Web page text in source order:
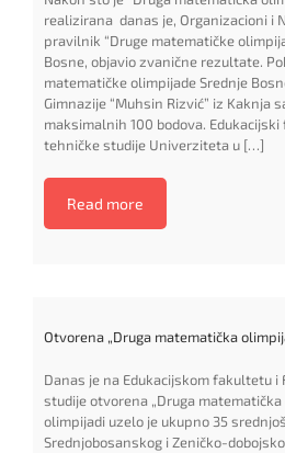
realizirana danas je, Organizacioni i
pravilnik “Druge matematičke
Bosne, objavio zvanične rezultate.
matematičke olimpijade Srednje
Gimnazije “Muhsin Rizvić” iz Kaknja
maksimalnih 100 bodova.
tehničke studije Univerziteta u […]
Read more
Otvorena „Druga matematička
Danas je na Edukacijskom fakultetu
studije otvorena „Druga matematička
olimpijadi uzelo je ukupno 35
Srednjobosanskog i Zeničko-